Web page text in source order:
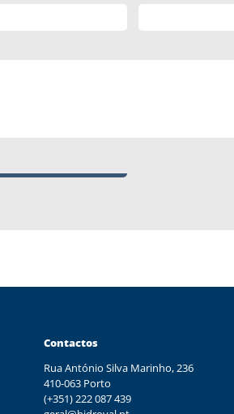
Contactos
Rua António Silva Marinho, 236
410-063 Porto
(+351) 222 087 439